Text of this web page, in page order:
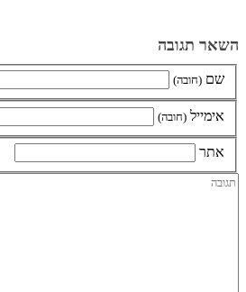
השאר תגובה
שם (חובה)
אימייל (חובה)
אתר